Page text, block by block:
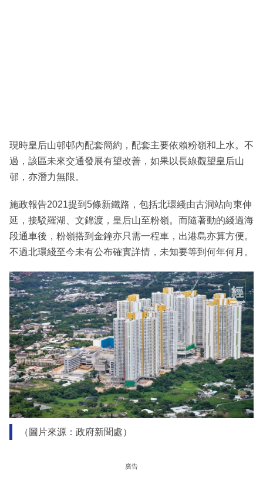
現時皇后山邨邨內配套簡約，配套主要依賴粉嶺和上水。不
過，該區未來交通發展有望改善，如果以長線觀望皇后山
邨，亦潛力無限。
施政報告2021提到5條新鐵路，包括北環綫由古洞站向東伸
延，接駁羅湖、文錦渡，皇后山至粉嶺。而隨著動的綫過海
段通車後，粉嶺搭到金鐘亦只需一程車，出港島亦算方便。
不過北環綫至今未有公布確實詳情，未知要等到何年何月。
（圖片來源：政府新聞處）
廣告